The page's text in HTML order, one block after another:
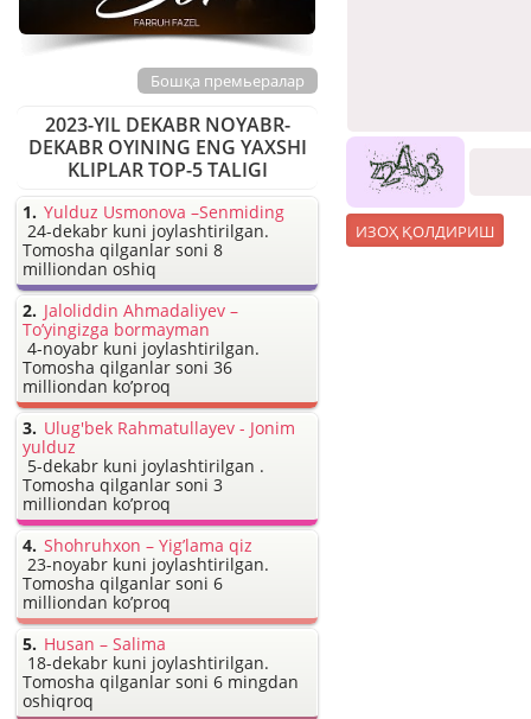
Бошқа премьералар
2023-YIL DEKABR NOYABR-
DEKABR OYINING ENG YAXSHI
KLIPLAR TOP-5 TALIGI
Yulduz Usmonova –Senmiding
24-dekabr kuni joylashtirilgan.
Tomosha qilganlar soni 8
milliondan oshiq
Jaloliddin Ahmadaliyev –
To’yingizga bormayman
4-noyabr kuni joylashtirilgan.
Tomosha qilganlar soni 36
milliondan ko’proq
Ulug'bek Rahmatullayev - Jonim
yulduz
5-dekabr kuni joylashtirilgan .
Tomosha qilganlar soni 3
milliondan ko’proq
Shohruhxon – Yig’lama qiz
23-noyabr kuni joylashtirilgan.
Tomosha qilganlar soni 6
milliondan ko’proq
Husan – Salima
18-dekabr kuni joylashtirilgan.
Tomosha qilganlar soni 6 mingdan
oshiqroq